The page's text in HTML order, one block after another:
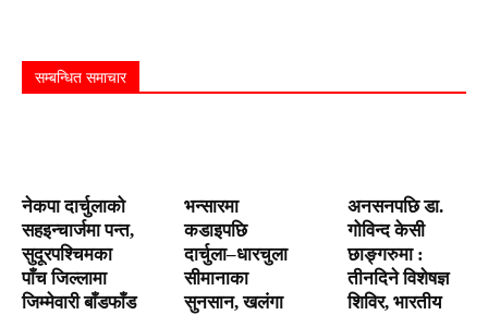
सम्बन्धित समाचार
नेकपा दार्चुलाको
सहइन्चार्जमा पन्त,
सुदूरपश्चिमका
पाँच जिल्लामा
जिम्मेवारी बाँडफाँड
भन्सारमा
कडाइपछि
दार्चुला–धारचुला
सीमानाका
सुनसान, खलंगा
अनसनपछि डा.
गोविन्द केसी
छाङ्गरुमा :
तीनदिने विशेषज्ञ
शिविर, भारतीय